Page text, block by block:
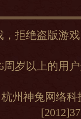
拒绝盗版游
岁以上的用
州神兔网络